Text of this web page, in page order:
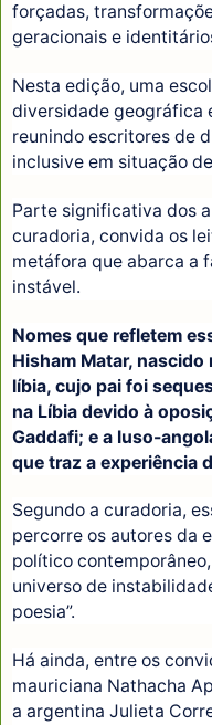
forçadas,
geracionais e
Nesta edição, uma
diversidade geográfica
reunindo escritores de
inclusive em situação
Parte significativa dos
curadoria, convida os
metáfora que abarca a
instável.
Nomes que refletem
Hisham Matar,
líbia, cujo pai foi
na Líbia devido à
Gaddafi; e a luso-
que traz a experiência
Segundo a curadoria,
percorre os autores da
político
universo de
poesia”.
Há ainda, entre os
mauriciana Nathacha
a argentina Julieta